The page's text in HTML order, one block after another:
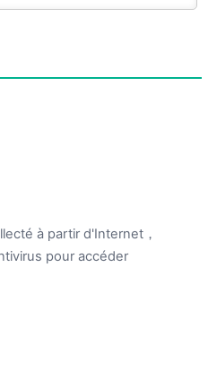
à partir d'Internet，
pour accéder